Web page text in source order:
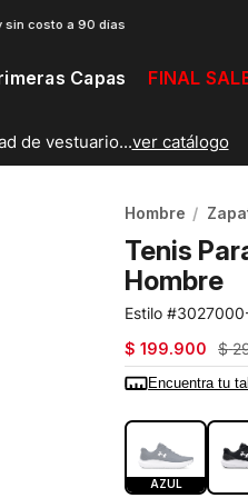
sin costo a 90 días
Capas FINAL
de vestuario...ver catálogo
Hombre
Tenis
Hombre
$ 199.900 $
Encuentra tu
AZUL